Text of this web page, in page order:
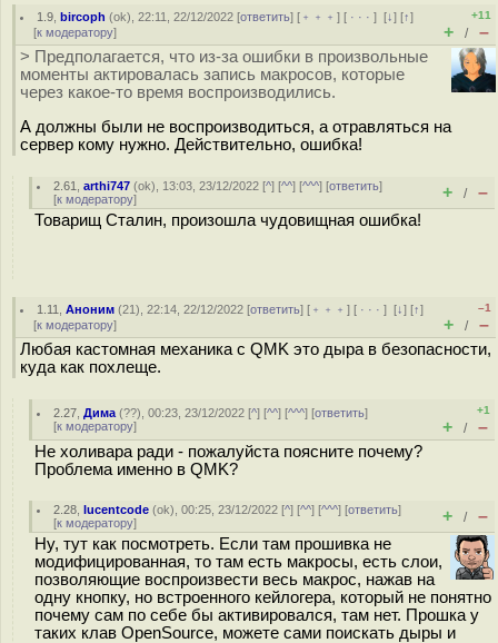
1.9 ,bircoph (ok), 22:11, 22/12/2022 [ответить] [ ﹢﹢﹢] [ · · ·][↓] [↑]
[к модератору]
+11
+ / –
> Предполагается, что из-за ошибки в произвольные
моменты актировалась запись макросов, которые
через какое-то время воспроизводились.
А должны были не воспроизводиться, а отравляться на
сервер кому нужно. Действительно, ошибка!
2.61 ,arthi747 (ok), 13:03, 23/12/2022 [^] [^^] [^^^] [ответить]
[к модератору] + / –
Товарищ Сталин, произошла чудовищная ошибка!
1.11 ,Аноним (21), 22:14, 22/12/2022 [ответить] [ ﹢﹢﹢] [ · · ·][↓] [↑]
[к модератору]
–1
+ / –
Любая кастомная механика с QMK это дыра в безопасности,
куда как похлеще.
2.27 ,Дима (??), 00:23, 23/12/2022 [^] [^^] [^^^] [ответить]
[к модератору]
+1
+ / –
Не холивара ради - пожалуйста поясните почему?
Проблема именно в QMK?
2.28 ,lucentcode (ok), 00:25, 23/12/2022 [^] [^^] [^^^] [ответить]
[к модератору] + / –
Ну, тут как посмотреть. Если там прошивка не
модифицированная, то там есть макросы, есть слои,
позволяющие воспроизвести весь макрос, нажав на
одну кнопку, но встроенного кейлогера, который не понятно
почему сам по себе бы активировался, там нет. Прошка у
таких клав OpenSource, можете сами поискать дыры и